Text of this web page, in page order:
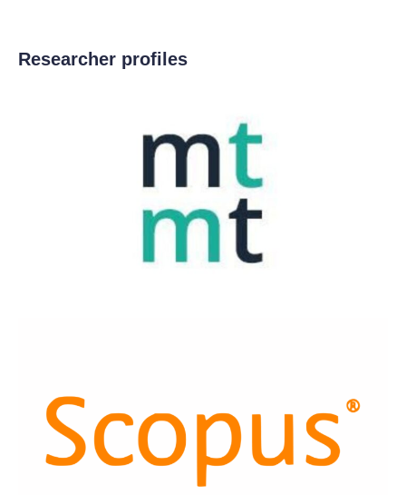
Researcher profiles